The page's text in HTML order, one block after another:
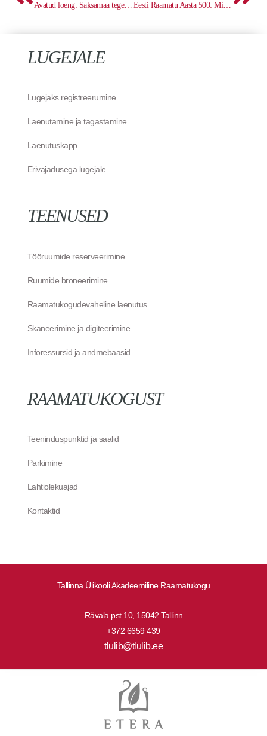
Avatud loeng: Saksamaa tegevus ja „Ukraina küsimus“ I maailmasõjas – Vasyl Maliukh Eesti Raamatu Aasta 500: Missale Lubecense (1486)
Tallinna Ülikooli Akadeemiline Raamatukogu
Rävala pst 10, 15042 Tallinn
+372 6659 439
tlulib@tlulib.ee
LUGEJALE
Lugejaks registreerumine
Laenutamine ja tagastamine
Laenutuskapp
Erivajadusega lugejale
TEENUSED
Tööruumide reserveerimine
Ruumide broneerimine
Raamatukogudevaheline laenutus
Skaneerimine ja digiteerimine
Inforessursid ja andmebaasid
RAAMATUKOGUST
Teeninduspunktid ja saalid
Parkimine
Lahtiolekuajad
Kontaktid